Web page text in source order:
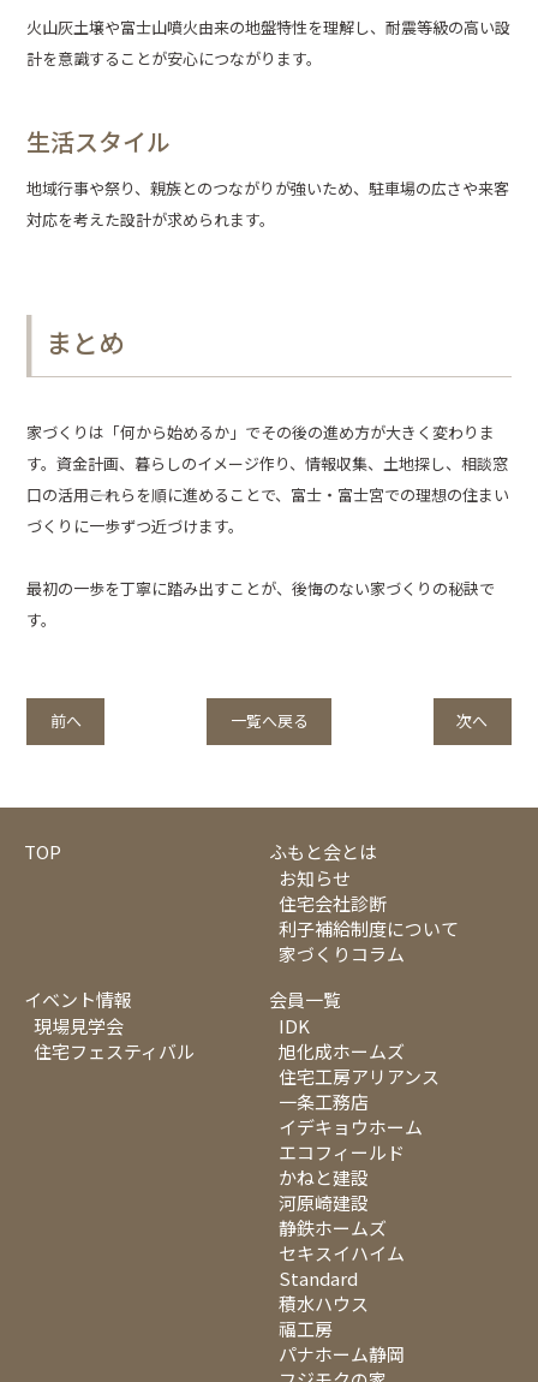
火山灰土壌や富士山噴火由来の地盤特性を理解し、耐震等級の高い設
計を意識することが安心につながります。
生活スタイル
地域行事や祭り、親族とのつながりが強いため、駐車場の広さや来客
対応を考えた設計が求められます。
まとめ
家づくりは「何から始めるか」でその後の進め方が大きく変わりま
す。資金計画、暮らしのイメージ作り、情報収集、土地探し、相談窓
口の活用――これらを順に進めることで、富士・富士宮での理想の住まい
づくりに一歩ずつ近づけます。
最初の一歩を丁寧に踏み出すことが、後悔のない家づくりの秘訣で
す。
前へ 一覧へ戻る 次へ
TOP
ふもと会とは
お知らせ
住宅会社診断
利子補給制度について
家づくりコラム
イベント情報
現場見学会
住宅フェスティバル
会員一覧
IDK
旭化成ホームズ
住宅工房アリアンス
一条工務店
イデキョウホーム
エコフィールド
かねと建設
河原崎建設
静鉄ホームズ
セキスイハイム
Standard
積水ハウス
福工房
パナホーム静岡